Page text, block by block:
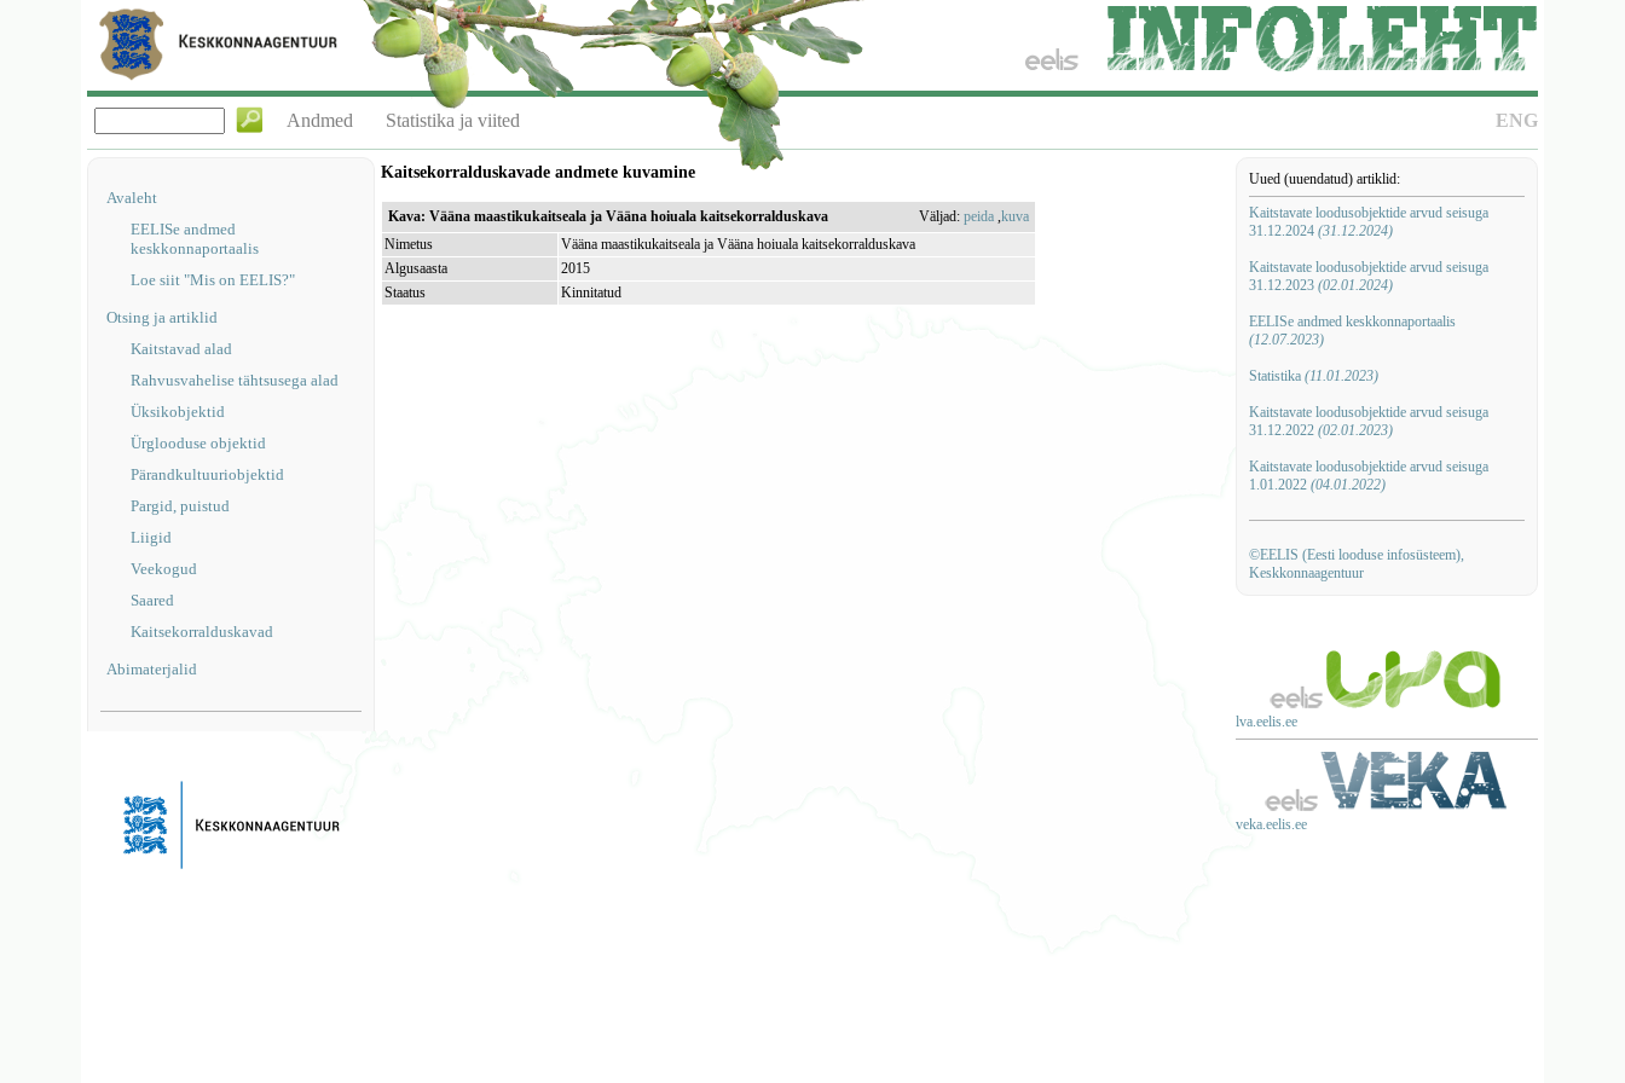
ENG
Andmed Statistika ja viited
Avaleht
EELISe andmed
keskkonnaportaalis
Loe siit "Mis on EELIS?"
Otsing ja artiklid
Kaitstavad alad
Rahvusvahelise tähtsusega alad
Üksikobjektid
Ürglooduse objektid
Pärandkultuuriobjektid
Pargid, puistud
Liigid
Veekogud
Saared
Kaitsekorralduskavad
Abimaterjalid
Uued (uuendatud) artiklid:
Kaitstavate loodusobjektide arvud seisuga
31.12.2024 (31.12.2024)
Kaitstavate loodusobjektide arvud seisuga
31.12.2023 (02.01.2024)
EELISe andmed keskkonnaportaalis
(12.07.2023)
Statistika (11.01.2023)
Kaitstavate loodusobjektide arvud seisuga
31.12.2022 (02.01.2023)
Kaitstavate loodusobjektide arvud seisuga
1.01.2022 (04.01.2022)
©EELIS (Eesti looduse infosüsteem),
Keskkonnaagentuur
lva.eelis.ee
veka.eelis.ee
Kaitsekorralduskavade andmete kuvamine
Kava: Vääna maastikukaitseala ja Vääna hoiuala kaitsekorralduskava Väljad:peida ,kuva
Nimetus
Vääna maastikukaitseala ja Vääna hoiuala kaitsekorralduskava
Algusaasta
2015
Staatus
Kinnitatud